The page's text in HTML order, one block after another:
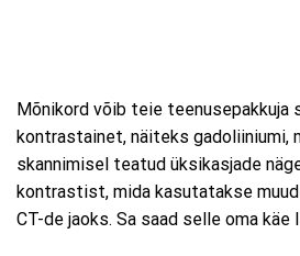
Mõnikord võib teie teenusepakkuja
kontrastainet, näiteks gadoliiniumi,
skannimisel teatud üksikasjade
kontrastist, mida kasutatakse
CT-de jaoks. Sa saad selle oma käe